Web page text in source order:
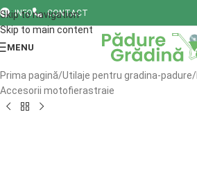
Skip to navigation
Skip to main content
INFO CONTACT
MENU
Prima pagină/Utilaje pentru gradina-padure/
Accesorii motofierastraie